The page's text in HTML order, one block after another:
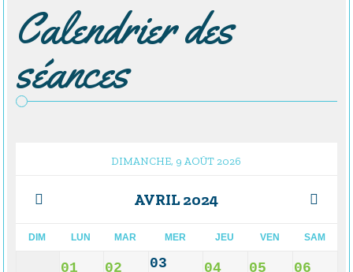
Calendrier des
séances
DIMANCHE, 9 AOÛT 2026
AVRIL 2024
DIM LUN MAR MER JEU VEN SAM
03